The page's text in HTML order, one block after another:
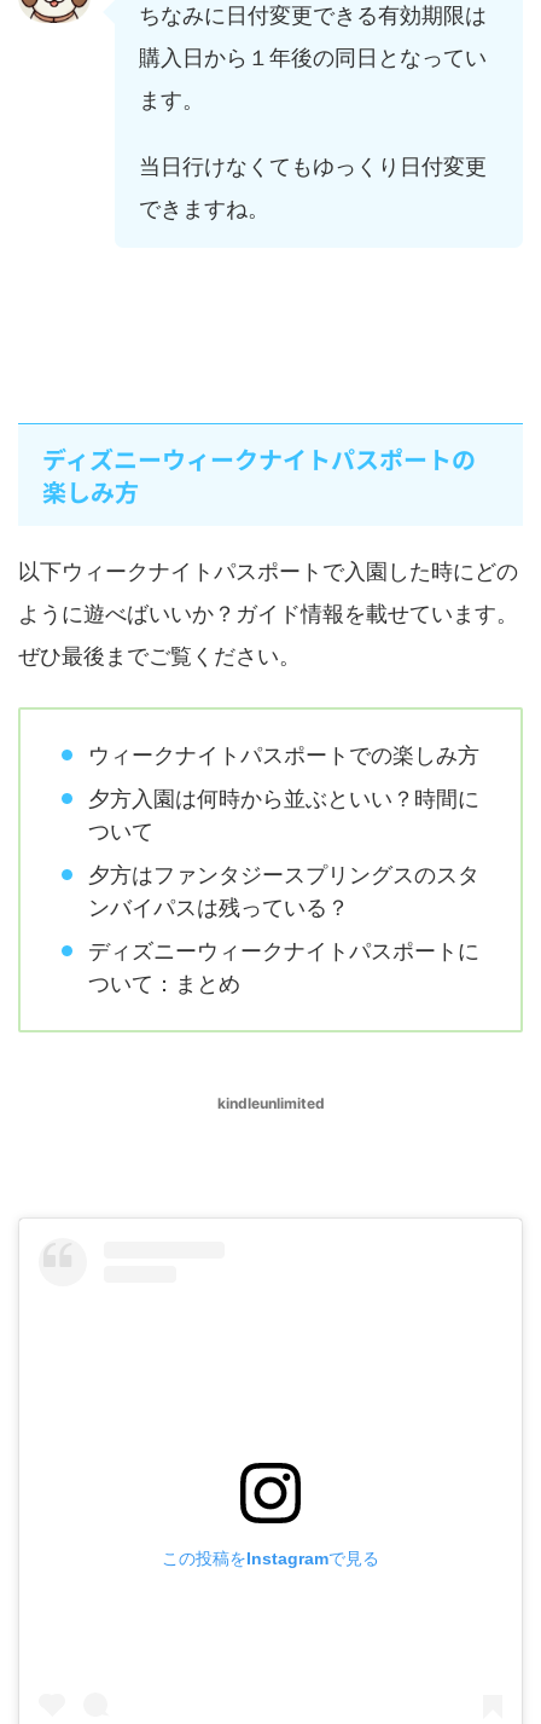
ちなみに日付変更できる有効期限は
購入日から１年後の同日となってい
ます。
当日行けなくてもゆっくり日付変更
できますね。
ディズニーウィークナイトパスポートの
楽しみ方
以下ウィークナイトパスポートで入園した時にどの
ように遊べばいいか？ガイド情報を載せています。
ぜひ最後までご覧ください。
ウィークナイトパスポートでの楽しみ方
夕方入園は何時から並ぶといい？時間に
ついて
夕方はファンタジースプリングスのスタ
ンバイパスは残っている？
ディズニーウィークナイトパスポートに
ついて：まとめ
kindleunlimited
この投稿をInstagramで見る